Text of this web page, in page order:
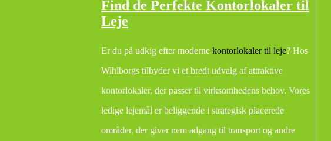
Find de Perfekte Kontorlokaler til
Leje
Er du på udkig efter moderne kontorlokaler til leje? Hos
Wihlborgs tilbyder vi et bredt udvalg af attraktive
kontorlokaler, der passer til virksomhedens behov. Vores
ledige lejemål er beliggende i strategisk placerede
områder, der giver nem adgang til transport og andre